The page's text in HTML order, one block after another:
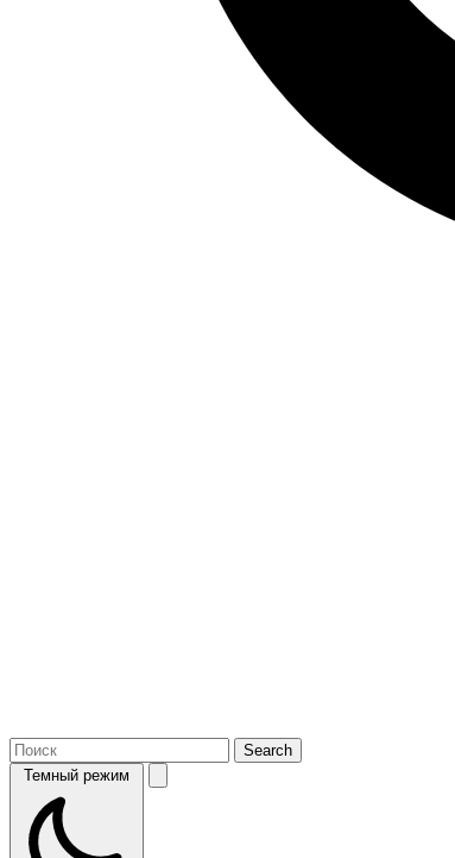
Темный режим